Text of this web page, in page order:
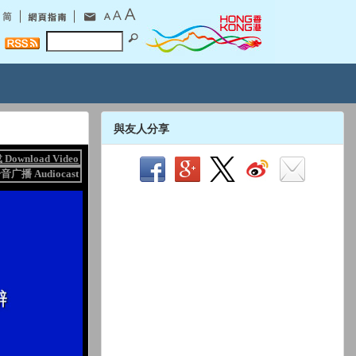
與友人分享